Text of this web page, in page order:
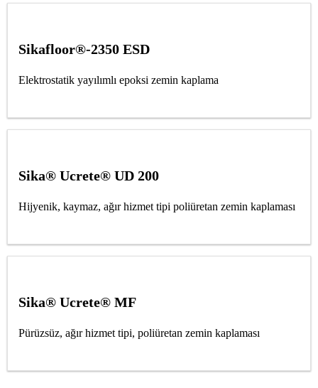
Sikafloor®-2350 ESD
Elektrostatik yayılımlı epoksi zemin kaplama
Sika® Ucrete® UD 200
Hijyenik, kaymaz, ağır hizmet tipi poliüretan zemin kaplaması
Sika® Ucrete® MF
Pürüzsüz, ağır hizmet tipi, poliüretan zemin kaplaması